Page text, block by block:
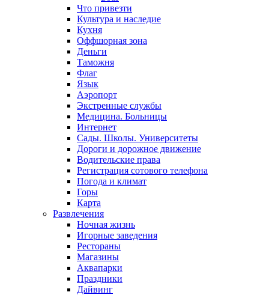
Что привезти
Культура и наследие
Кухня
Оффшорная зона
Деньги
Таможня
Флаг
Язык
Аэропорт
Экстренные службы
Медицина. Больницы
Интернет
Сады. Школы. Университеты
Дороги и дорожное движение
Водительские права
Регистрация сотового телефона
Погода и климат
Горы
Карта
Развлечения
Ночная жизнь
Игорные заведения
Рестораны
Магазины
Аквапарки
Праздники
Дайвинг